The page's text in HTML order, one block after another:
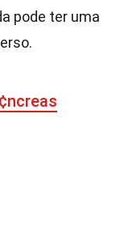
pode ter uma